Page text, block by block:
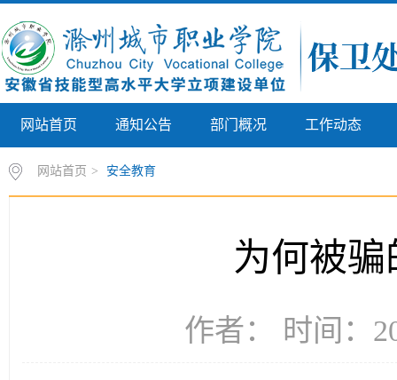
网站首页 通知公告 部门概况 工作动态
网站首页 > 安全教育
为何被
作者： 时间：